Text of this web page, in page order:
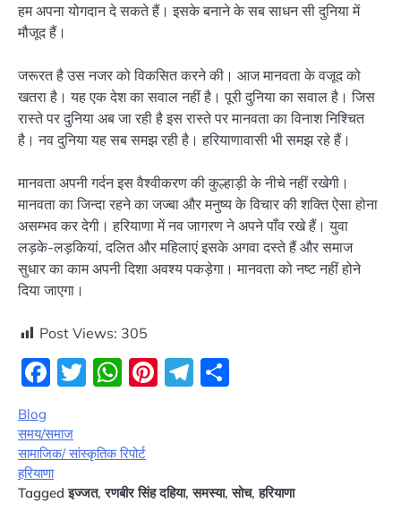
हम अपना योगदान दे सकते हैं। इसके बनाने के सब साधन सी दुनिया में
मौजूद हैं।
जरूरत है उस नजर को विकसित करने की। आज मानवता के वजूद को
खतरा है। यह एक देश का सवाल नहीं है। पूरी दुनिया का सवाल है। जिस
रास्ते पर दुनिया अब जा रही है इस रास्ते पर मानवता का विनाश निश्चित
है। नव दुनिया यह सब समझ रही है। हरियाणावासी भी समझ रहे हैं।
मानवता अपनी गर्दन इस वैश्वीकरण की कुल्हाड़ी के नीचे नहीं रखेगी।
मानवता का जिन्दा रहने का जज्बा और मनुष्य के विचार की शक्ति ऐसा होना
असम्भव कर देगी। हरियाणा में नव जागरण ने अपने पाँव रखे हैं। युवा
लड़के-लड़कियां, दलित और महिलाएं इसके अगवा दस्ते हैं और समाज
सुधार का काम अपनी दिशा अवश्य पकड़ेगा। मानवता को नष्ट नहीं होने
दिया जाएगा।
Post Views: 305
Facebook
Twitter
WhatsApp
Pinterest
Telegram
Blog
समय/समाज
सामाजिक/ सांस्कृतिक रिपोर्ट
हरियाणा
Taggedइज्जत,रणबीर सिंह दहिया,समस्या,सोच,हरियाणा